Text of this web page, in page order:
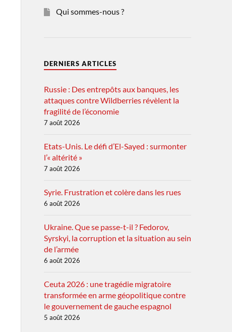
Qui sommes-nous ?
DERNIERS ARTICLES
Russie : Des entrepôts aux banques, les
attaques contre Wildberries révèlent la
fragilité de l’économie
7 août 2026
Etats-Unis. Le défi d’El-Sayed : surmonter
l’« altérité »
7 août 2026
Syrie. Frustration et colère dans les rues
6 août 2026
Ukraine. Que se passe-t-il ? Fedorov,
Syrskyi, la corruption et la situation au sein
de l’armée
6 août 2026
Ceuta 2026 : une tragédie migratoire
transformée en arme géopolitique contre
le gouvernement de gauche espagnol
5 août 2026